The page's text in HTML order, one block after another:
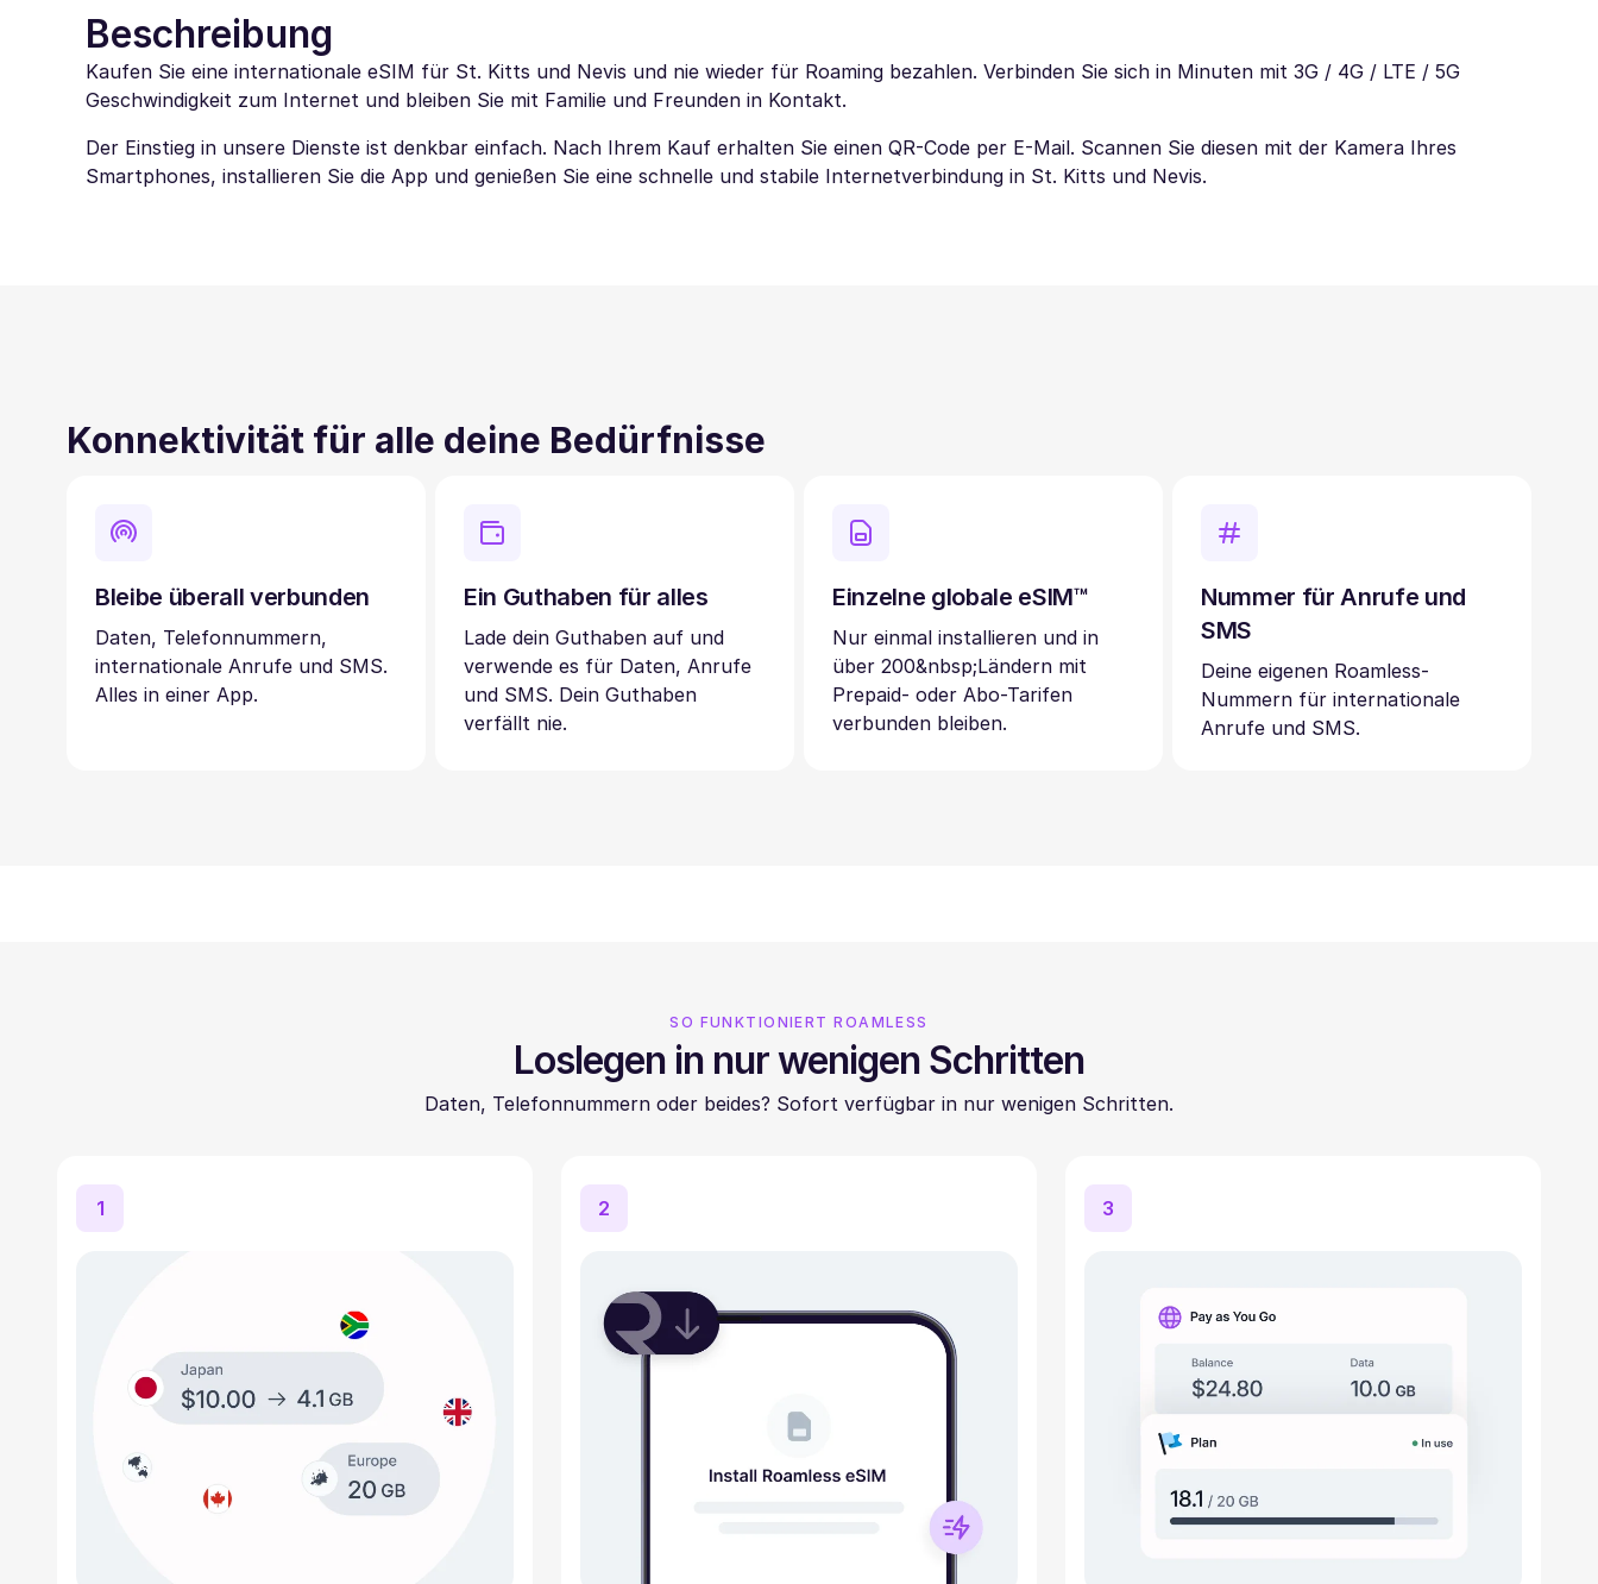
Beschreibung
Kaufen Sie eine internationale eSIM für St. Kitts und Nevis und nie wieder für Roaming bezahlen. Verbinden Sie sich in Minuten mit 3G / 4G / LTE / 5G
Geschwindigkeit zum Internet und bleiben Sie mit Familie und Freunden in Kontakt.
Der Einstieg in unsere Dienste ist denkbar einfach. Nach Ihrem Kauf erhalten Sie einen QR-Code per E-Mail. Scannen Sie diesen mit der Kamera Ihres
Smartphones, installieren Sie die App und genießen Sie eine schnelle und stabile Internetverbindung in St. Kitts und Nevis.
Konnektivität für alle deine Bedürfnisse
Bleibe überall verbunden
Daten, Telefonnummern,
internationale Anrufe und SMS.
Alles in einer App.
Ein Guthaben für alles
Lade dein Guthaben auf und
verwende es für Daten, Anrufe
und SMS. Dein Guthaben
verfällt nie.
Einzelne globale eSIM™
Nur einmal installieren und in
über 200&nbsp;Ländern mit
Prepaid- oder Abo-Tarifen
verbunden bleiben.
Nummer für Anrufe und
SMS
Deine eigenen Roamless-
Nummern für internationale
Anrufe und SMS.
SO FUNKTIONIERT ROAMLESS
Loslegen in nur wenigen Schritten
Daten, Telefonnummern oder beides? Sofort verfügbar in nur wenigen Schritten.
1 2 3